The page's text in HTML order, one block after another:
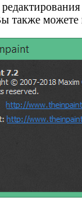
также можете